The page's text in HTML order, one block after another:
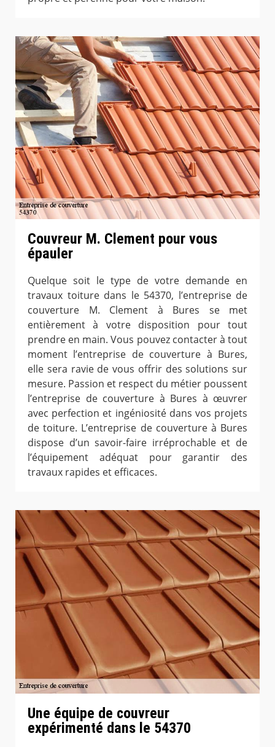
Couvreur M. Clement pour vous
épauler
Quelque soit le type de votre demande en
travaux toiture dans le 54370, l’entreprise de
couverture M. Clement à Bures se met
entièrement à votre disposition pour tout
prendre en main. Vous pouvez contacter à tout
moment l’entreprise de couverture à Bures,
elle sera ravie de vous offrir des solutions sur
mesure. Passion et respect du métier poussent
l’entreprise de couverture à Bures à œuvrer
avec perfection et ingéniosité dans vos projets
de toiture. L’entreprise de couverture à Bures
dispose d’un savoir-faire irréprochable et de
l’équipement adéquat pour garantir des
travaux rapides et efficaces.
Une équipe de couvreur
expérimenté dans le 54370